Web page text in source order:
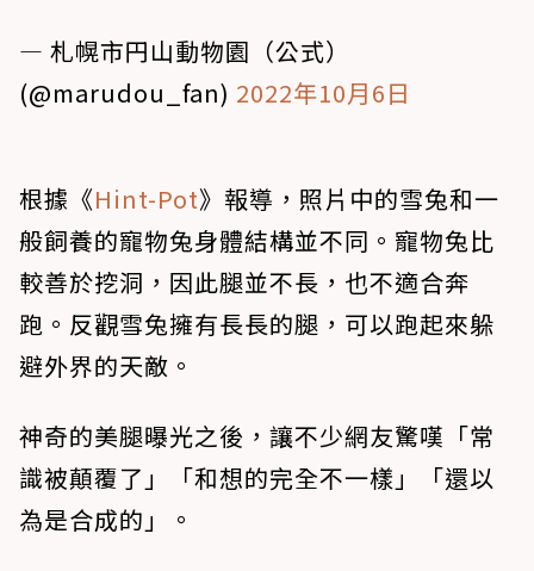
— 札幌市円山動物園（公式）
(@marudou_fan) 2022年10月6日
根據《Hint-Pot》報導，照片中的雪兔和一
般飼養的寵物兔身體結構並不同。寵物兔比
較善於挖洞，因此腿並不長，也不適合奔
跑。反觀雪兔擁有長長的腿，可以跑起來躲
避外界的天敵。
神奇的美腿曝光之後，讓不少網友驚嘆「常
識被顛覆了」「和想的完全不一樣」「還以
為是合成的」。